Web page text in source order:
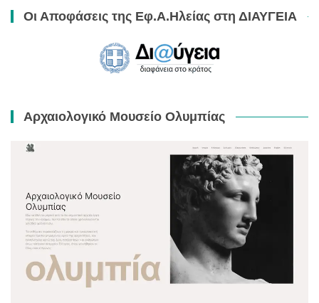
Οι Αποφάσεις της Εφ.Α.Ηλείας στη ΔΙΑΥΓΕΙΑ
Αρχαιολογικό Μουσείο Ολυμπίας